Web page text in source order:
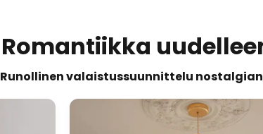
Romantiikka
Runollinen valaistussuunnittelu